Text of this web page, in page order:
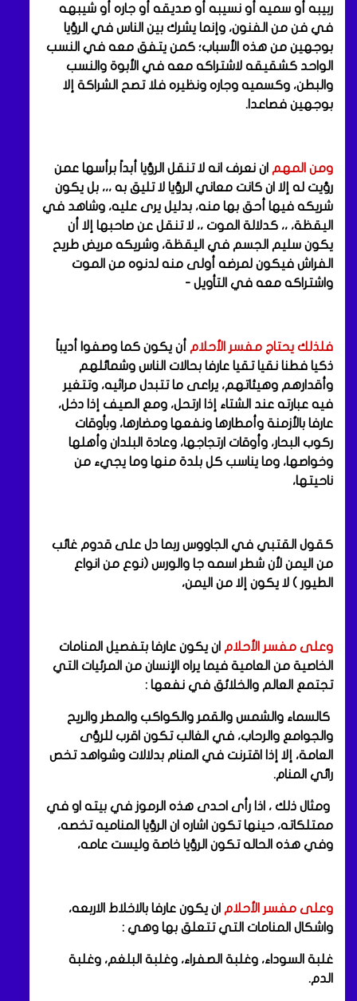
ربيبه أو سميه أو نسيبه أو صديقه أو جاره أو شيبهه
في فن من الفنون، وإنما يشرك بين الناس في الرؤيا
بوجهين من هذه الأسباب؛ كمن يتفق معه في النسب
الواحد كشقيقه لاشتراكه معه في الأبوة والنسب
والبطن، وكسميه وجاره ونظيره فلا تصح الشراكة إلا
بوجهين فصاعدا.
ومن المهم ان نعرف انه لا تنقل الرؤيا أبداً برأسها عمن
رؤيت له إلا ان كانت معاني الرؤيا لا تليق به ،،، بل يكون
شريكه فيها أحق بها منه، بدليل يرى عليه، وشاهد في
اليقظة، ،، كدلالة الموت ،، لا تنقل عن صاحبها إلا أن
يكون سليم الجسم في اليقظة، وشريكه مريض طريح
الفراش فيكون لمرضه أولى منه لدنوه من الموت
واشتراكه معه في التأويل -
فلذلك يحتاج مفسر الأحلام
أن يكون كما وصفوا أديباً
ذكيا فطنا نقيا تقيا عارفا بحالات الناس وشمائلهم
وأقدارهم وهيئاتهم، يراعى ما تتبدل مراثيه، وتتغير
فيه عبارته عند الشتاء إذا ارتحل، ومع الصيف إذا دخل،
عارفا بالأزمنة وأمطارها ونفعها ومضارها، وبأوقات
ركوب البحار، وأوقات ارتجاجها، وعادة البلدان وأهلها
وخواصها، وما يناسب كل بلدة منها وما يجيء من
ناحيتها،
كقول القتبي في الجاووس ربما دل على قدوم غائب
من اليمن لأن شطر اسمه جا والورس (نوع من انواع
الطيور ) لا يكون إلا من اليمن،
وعلى مفسر الأحلام ان يكون عارفا بتفصيل المنامات
الخاصية من العامية فيما يراه الإنسان من المرئيات التي
تجتمع العالم والخلائق في نفعها :
كالسماء والشمس والقمر والكواكب والمطر والريح
والجوامع والرحاب، في الغالب تكون اقرب للرؤى
العامة، إلا إذا اقترنت في المنام بدلالات وشواهد تخص
رائي المنام.
ومثال ذلك ، اذا رأى احدى هذه الرموز في بيته او في
ممتلكاته، حينها تكون اشاره ان الرؤيا المناميه تخصه،
وفي هذه الحاله تكون الرؤيا خاصة وليست عامه،
وعلى مفسر الأحلام ان يكون عارفا بالاخلاط الاربعه،
واشكال المنامات التي تتعلق بها وهي :
غلبة السوداء، وغلبة الصفراء، وغلبة البلغم، وغلبة
الدم.